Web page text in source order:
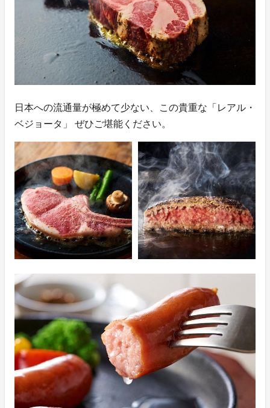
日本への流通量が極めて少ない、この貴重な「レアル・
ベジョータ」 ぜひご堪能ください。